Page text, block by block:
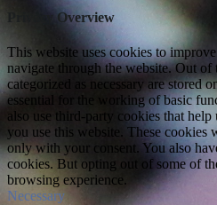
Privacy Overview
This website uses cookies to
navigate through the website. Out of
categorized as necessary are stored
essential for the working of basic
also use third-party cookies that
you use this website. These
only with your consent. You also
cookies. But opting out of some of
browsing experience.
Necessary